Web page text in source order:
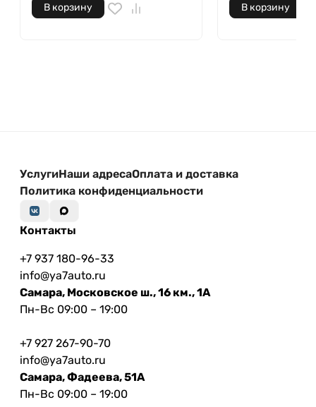
В корзину В корзину
УслугиНаши адресаОплата и доставка
Политика конфиденциальности
Контакты
+7 937 180-96-33
info@ya7auto.ru
Самара, Московское ш., 16 км., 1А
Пн-Вс 09:00 – 19:00
+7 927 267-90-70
info@ya7auto.ru
Самара, Фадеева, 51А
Пн-Вс 09:00 – 19:00